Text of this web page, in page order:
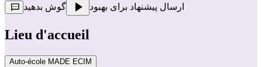
ارسال پیشنهاد برای بهبود گوش بدهید
Lieu d'accueil
Auto-école MADE ECIM